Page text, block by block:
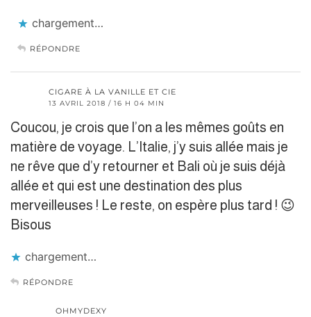
chargement…
RÉPONDRE
CIGARE À LA VANILLE ET CIE
13 AVRIL 2018 / 16 H 04 MIN
Coucou, je crois que l’on a les mêmes goûts en
matière de voyage. L’Italie, j’y suis allée mais je
ne rêve que d’y retourner et Bali où je suis déjà
allée et qui est une destination des plus
merveilleuses ! Le reste, on espère plus tard ! 😉
Bisous
chargement…
RÉPONDRE
OHMYDEXY